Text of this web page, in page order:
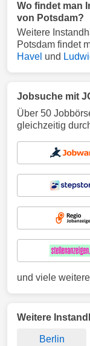
Wo findet man
von Potsdam?
Weitere
Potsdam findet
Havel und
Jobsuche mit
Über 50
gleichzeitig
und viele
Weitere
Berlin